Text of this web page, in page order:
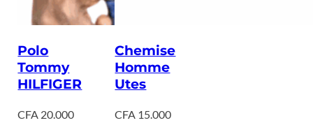
Polo
Tommy
HILFIGER
CFA 20.000
Chemise
Homme
Utes
CFA 15.000